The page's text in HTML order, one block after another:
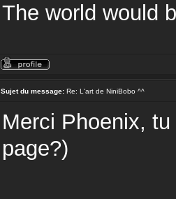
The world would
Sujet du message: Re: L'art de NiniBobo ^^
Merci Phoenix,
page?)